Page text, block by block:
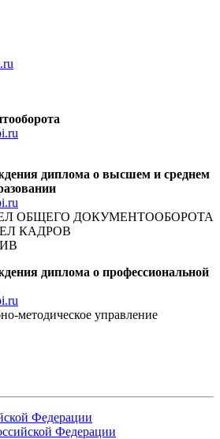
диплома о высшем и среднем
ОБЩЕГО ДОКУМЕНТООБОРОТА
КАДРОВ
диплома о профессиональной
методическое управление
Федерации
Федерации